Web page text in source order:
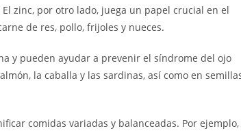
zinc, por otro lado, juega un papel crucial en el
de res, pollo, frijoles y nueces.
y pueden ayudar a prevenir el síndrome del ojo
la caballa y las sardinas, así como en
comidas variadas y balanceadas. Por ejemplo,